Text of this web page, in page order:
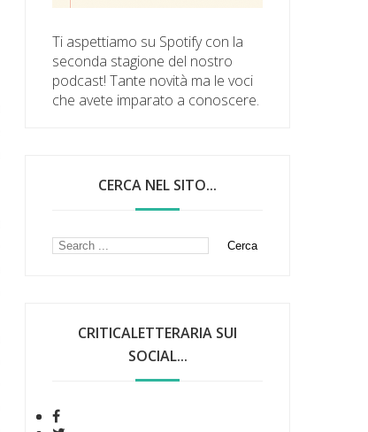
Ti aspettiamo su Spotify con la
seconda stagione del nostro
podcast! Tante novità ma le voci
che avete imparato a conoscere.
CERCA NEL SITO...
CRITICALETTERARIA SUI
SOCIAL...